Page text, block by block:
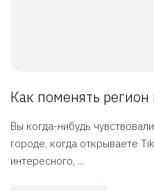
Как поменять регион
Вы когда-нибудь
городе, когда открываете
интересного, ...